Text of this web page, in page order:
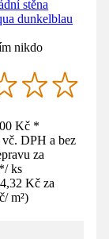
stěna
dunkelblau
nikdo
Kč *
DPH a bez
za
*/ ks
Kč za
/ m²)